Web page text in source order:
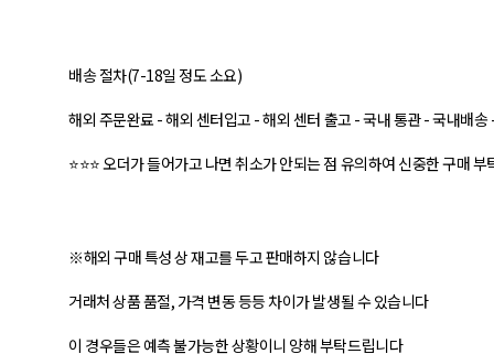
배송 절차(7-18일 정도 소요)
해외 주문완료 - 해외 센터입고 - 해외 센터 출고 - 국내 통관 - 국내배송
⭐⭐⭐ 오더가 들어가고 나면 취소가 안되는 점 유의하여 신중한 구매
※해외 구매 특성 상 재고를 두고 판매하지 않습니다
거래처 상품 품절, 가격 변동 등등 차이가 발생될 수 있습니다
이 경우들은 예측 불가능한 상황이니 양해 부탁드립니다